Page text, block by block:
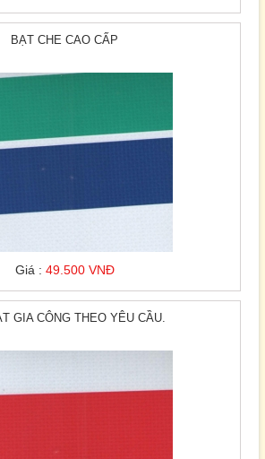
BẠT CHE CAO CẤP
Giá : 49.500 VNĐ
GIA CÔNG THEO YÊU CẦU.